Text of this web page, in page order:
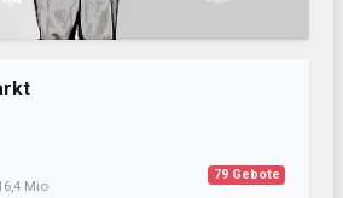
Mio
79 Gebote